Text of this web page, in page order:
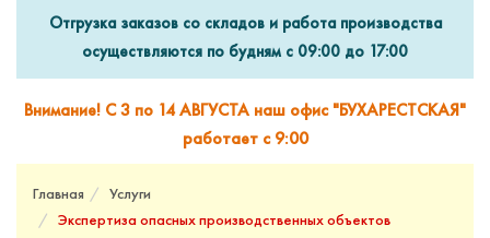
Отгрузка заказов со складов и работа производства
осуществляются по будням с 09:00 до 17:00
Внимание! С 3 по 14 АВГУСТА наш офис "БУХАРЕСТСКАЯ"
работает с 9:00
Главная
Услуги
Экспертиза опасных производственных объектов